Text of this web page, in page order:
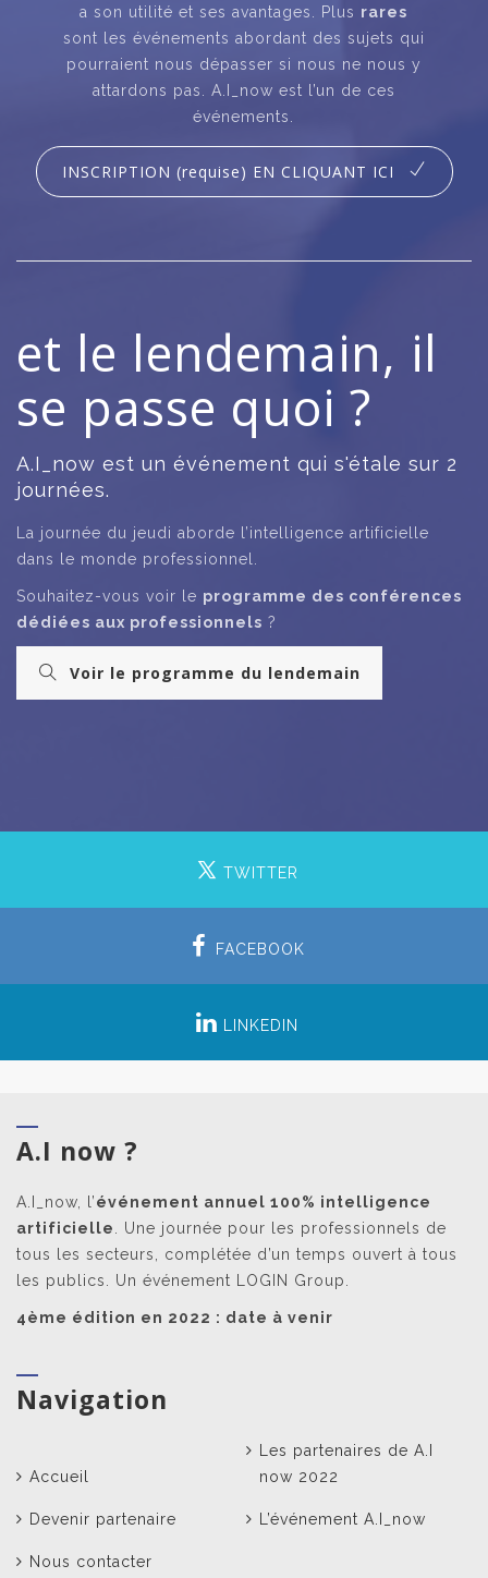
a son utilité et ses avantages. Plus rares
sont les événements abordant des sujets qui
pourraient nous dépasser si nous ne nous y
attardons pas. A.I_now est l’un de ces
événements.
INSCRIPTION (requise) EN CLIQUANT ICI
et le lendemain, il
se passe quoi ?
A.I_now est un événement qui s'étale sur 2
journées.
La journée du jeudi aborde l’intelligence artificielle
dans le monde professionnel.
Souhaitez-vous voir le programme des conférences
dédiées aux professionnels ?
Voir le programme du lendemain
TWITTER
FACEBOOK
LINKEDIN
A.I now ?
A.I_now, l’événement annuel 100% intelligence
artificielle
. Une journée pour les professionnels de
tous les secteurs, complétée d’un temps ouvert à tous
les publics. Un événement LOGIN Group.
4ème édition en 2022 : date à venir
Navigation
Accueil
Les partenaires de A.I
now 2022
Devenir partenaire L’événement A.I_now
Nous contacter